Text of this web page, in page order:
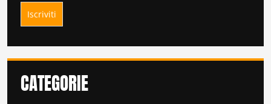
CATEGORIE